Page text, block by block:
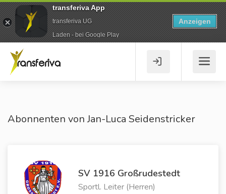
Abonnenten von Jan-Luca Seidenstricker
SV 1916 Großrudestedt
Sportl. Leiter (Herren)
transferiva App
transferiva UG
Laden - bei Google Play
Anzeigen